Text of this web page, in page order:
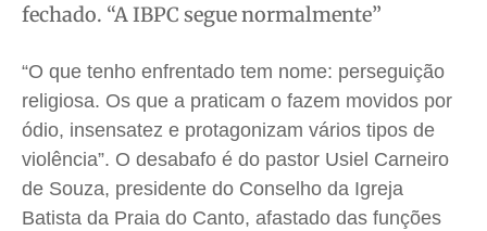
Saúde
Direitos
Economia
Cultura
Caetano Roque
Saúde
Direitos
Economia
Cultura
Caetano Roque
Saúde
Direitos
Economia
Cultura
Caetano Roque
Saúde
Direitos
Economia
Cultura
Caetano Roque
fechado. “A IBPC segue normalmente”
“O que tenho enfrentado tem nome: perseguição
religiosa. Os que a praticam o fazem movidos por
ódio, insensatez e protagonizam vários tipos de
violência”. O desabafo é do pastor Usiel Carneiro
de Souza, presidente do Conselho da Igreja
Batista da Praia do Canto, afastado das funções